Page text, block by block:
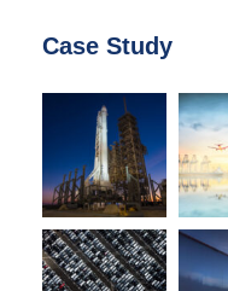
Case Study